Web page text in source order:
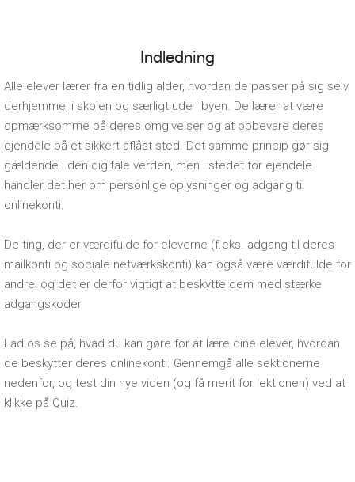
Indledning
Alle elever lærer fra en tidlig alder, hvordan de passer på sig selv
derhjemme, i skolen og særligt ude i byen. De lærer at være
opmærksomme på deres omgivelser og at opbevare deres
ejendele på et sikkert aflåst sted. Det samme princip gør sig
gældende i den digitale verden, men i stedet for ejendele
handler det her om personlige oplysninger og adgang til
onlinekonti.
De ting, der er værdifulde for eleverne (f.eks. adgang til deres
mailkonti og sociale netværkskonti) kan også være værdifulde for
andre, og det er derfor vigtigt at beskytte dem med stærke
adgangskoder.
Lad os se på, hvad du kan gøre for at lære dine elever, hvordan
de beskytter deres onlinekonti. Gennemgå alle sektionerne
nedenfor, og test din nye viden (og få merit for lektionen) ved at
klikke på Quiz.